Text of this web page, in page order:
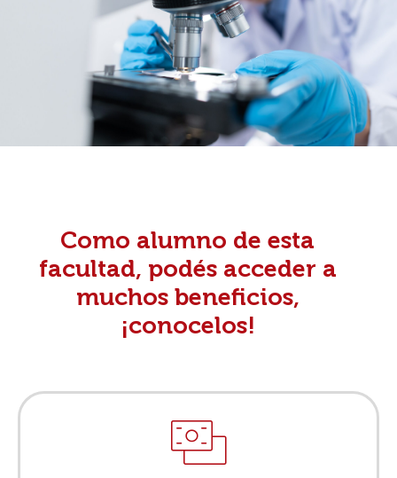
Como alumno de esta
facultad, podés acceder a
muchos beneficios,
¡conocelos!